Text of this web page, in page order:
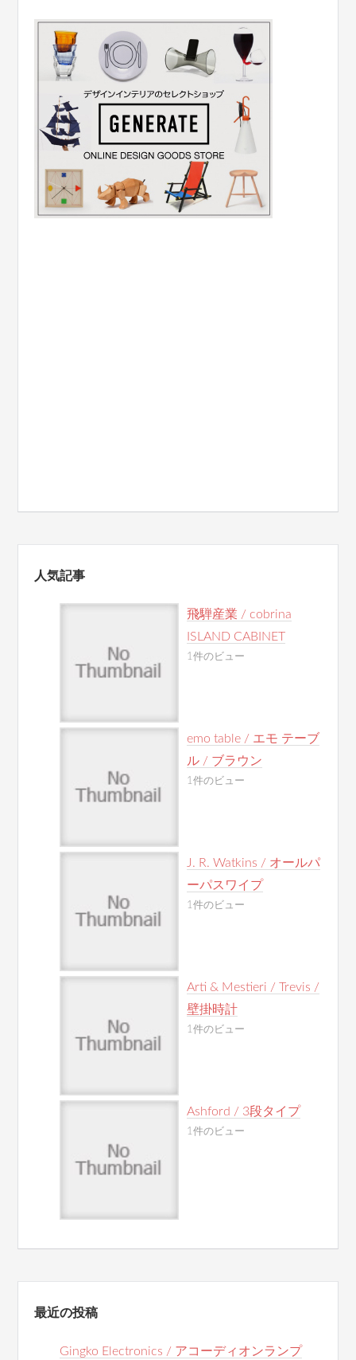
人気記事
飛騨産業 / cobrina
ISLAND CABINET
1件のビュー
emo table / エモ テーブ
ル / ブラウン
1件のビュー
J. R. Watkins / オールパ
ーパスワイプ
1件のビュー
Arti & Mestieri / Trevis /
壁掛時計
1件のビュー
Ashford / 3段タイプ
1件のビュー
最近の投稿
Gingko Electronics / アコーディオンランプ